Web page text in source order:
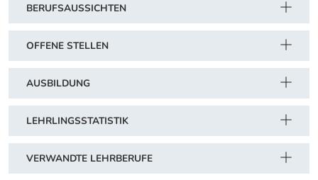
BERUFSAUSSICHTEN
OFFENE STELLEN
AUSBILDUNG
LEHRLINGSSTATISTIK
VERWANDTE LEHRBERUFE